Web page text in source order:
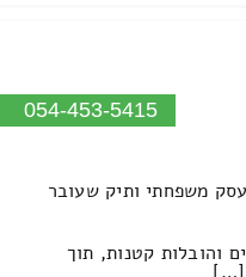
054-453-5415
משפחתי ותיק שעובר
והובלות קטנות, תוך